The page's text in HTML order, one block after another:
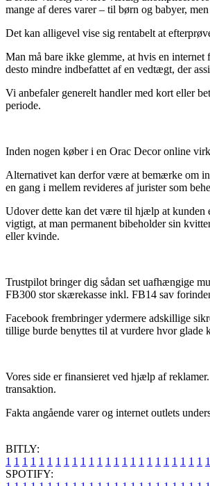
mange af deres varer – til børn og babyer,
Det kan alligevel vise sig rentabelt at
Man må bare ikke glemme, at hvis en
desto mindre indbefattet af en vedtægt, der
Vi anbefaler generelt handler med kort eller
periode.
Inden nogen køber i en Orac Decor online
Alternativet kan derfor være at bemærke om
en gang i mellem revideres af jurister som
Udover dette kan det være til hjælp at kunden
vigtigt, at man permanent bibeholder sin
eller kvinde.
Trustpilot bringer dig sådan set uafhængige
FB300 stor skærekasse inkl. FB14 sav
Facebook frembringer ydermere adskillige
tillige burde benyttes til at vurdere hvor glade
Vores side er finansieret ved hjælp af
transaktion.
Fakta angående varer og internet outlets
BITLY:
1 1 1 1 1 1 1 1 1 1 1 1 1 1 1 1 1 1 1 1 1 1 1 1 1
SPOTIFY: